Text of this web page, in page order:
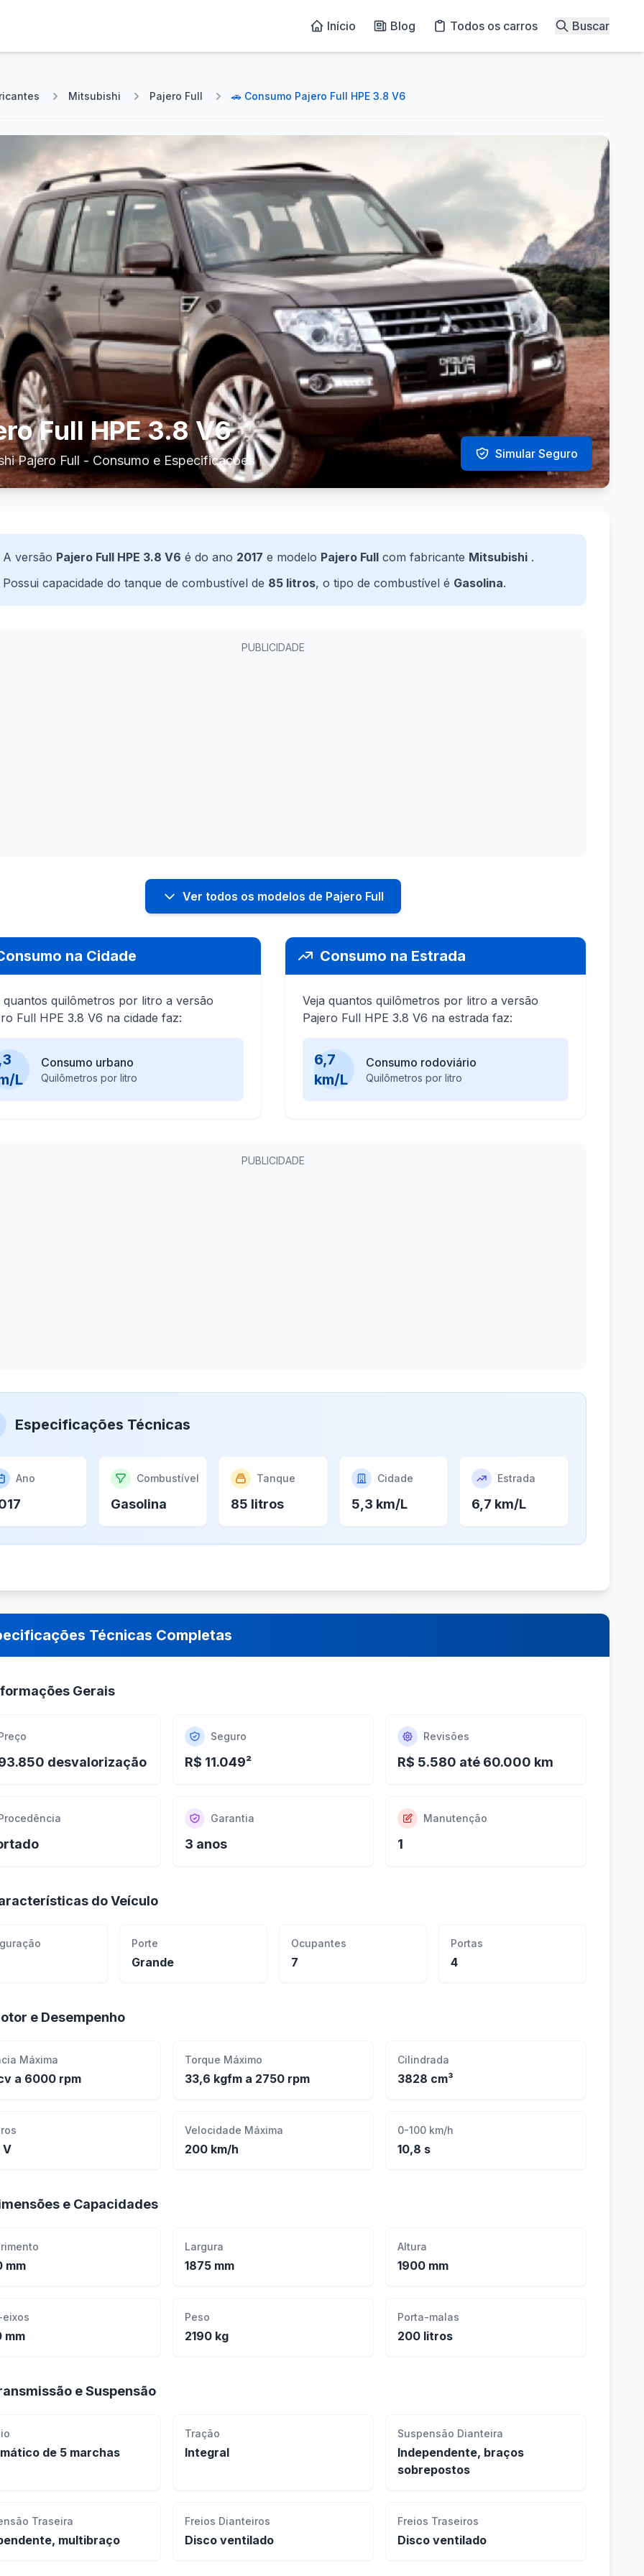
Início Blog Todos os carros Buscar
Mitsubishi Pajero Full 🚗 Consumo Pajero Full HPE 3.8 V6
Full HPE 3.8 V6
Pajero Full - Consumo e Especificações Simular Seguro
A versão Pajero Full HPE 3.8 V6 é do ano 2017 e modelo Pajero Full com fabricante Mitsubishi .
Possui capacidade do tanque de combustível de 85 litros, o tipo de combustível é Gasolina.
PUBLICIDADE
Ver todos os modelos de Pajero Full
na Cidade
quantos quilômetros por litro a versão
Full HPE 3.8 V6 na cidade faz:
L
Consumo urbano
Quilômetros por litro
Consumo na Estrada
Veja quantos quilômetros por litro a versão
Pajero Full HPE 3.8 V6 na estrada faz:
6,7
km/L
Consumo rodoviário
Quilômetros por litro
PUBLICIDADE
Especificações Técnicas
Ano Combustível
Gasolina
Tanque
85 litros
Cidade
5,3 km/L
Estrada
6,7 km/L
Técnicas Completas
Gerais
desvalorização
Seguro
R$ 11.049²
Revisões
R$ 5.580 até 60.000 km
Garantia
3 anos
Manutenção
1
do Veículo
Porte
Grande
Ocupantes
7
Portas
4
e Desempenho
Máxima
a 6000 rpm
Torque Máximo
33,6 kgfm a 2750 rpm
Cilindrada
3828 cm³
V
Velocidade Máxima
200 km/h
0-100 km/h
10,8 s
e Capacidades
mm
Largura
1875 mm
Altura
1900 mm
eixos
mm
Peso
2190 kg
Porta-malas
200 litros
e Suspensão
de 5 marchas
Tração
Integral
Suspensão Dianteira
Independente, braços
sobrepostos
Traseira
multibraço
Freios Dianteiros
Disco ventilado
Freios Traseiros
Disco ventilado